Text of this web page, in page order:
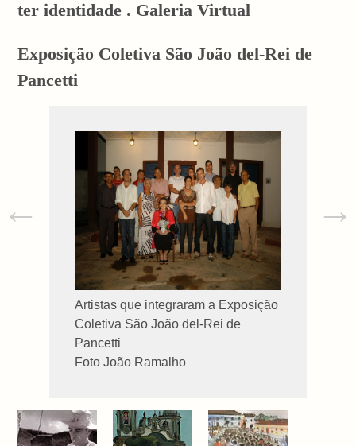
ter identidade . Galeria Virtual
Exposição Coletiva São João del-Rei de
Pancetti
Artistas que integraram a Exposição
Coletiva São João del-Rei de
Pancetti
Foto João Ramalho
← →